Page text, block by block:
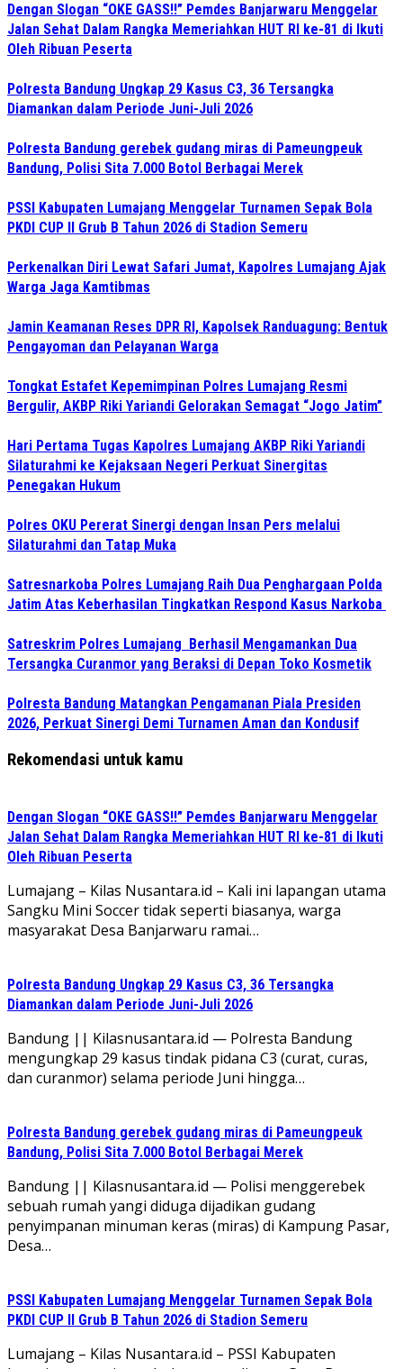
Dengan Slogan “OKE GASS!!” Pemdes Banjarwaru Menggelar
Jalan Sehat Dalam Rangka Memeriahkan HUT RI ke-81 di Ikuti
Oleh Ribuan Peserta
Polresta Bandung Ungkap 29 Kasus C3, 36 Tersangka
Diamankan dalam Periode Juni-Juli 2026
Polresta Bandung gerebek gudang miras di Pameungpeuk
Bandung, Polisi Sita 7.000 Botol Berbagai Merek
PSSI Kabupaten Lumajang Menggelar Turnamen Sepak Bola
PKDI CUP II Grub B Tahun 2026 di Stadion Semeru
Perkenalkan Diri Lewat Safari Jumat, Kapolres Lumajang Ajak
Warga Jaga Kamtibmas
Jamin Keamanan Reses DPR RI, Kapolsek Randuagung: Bentuk
Pengayoman dan Pelayanan Warga
Tongkat Estafet Kepemimpinan Polres Lumajang Resmi
Bergulir, AKBP Riki Yariandi Gelorakan Semagat “Jogo Jatim”
Hari Pertama Tugas Kapolres Lumajang AKBP Riki Yariandi
Silaturahmi ke Kejaksaan Negeri Perkuat Sinergitas
Penegakan Hukum
Polres OKU Pererat Sinergi dengan Insan Pers melalui
Silaturahmi dan Tatap Muka
Satresnarkoba Polres Lumajang Raih Dua Penghargaan Polda
Jatim Atas Keberhasilan Tingkatkan Respond Kasus Narkoba
Satreskrim Polres Lumajang Berhasil Mengamankan Dua
Tersangka Curanmor yang Beraksi di Depan Toko Kosmetik
Polresta Bandung Matangkan Pengamanan Piala Presiden
2026, Perkuat Sinergi Demi Turnamen Aman dan Kondusif
Rekomendasi untuk kamu
Dengan Slogan “OKE GASS!!” Pemdes Banjarwaru Menggelar
Jalan Sehat Dalam Rangka Memeriahkan HUT RI ke-81 di Ikuti
Oleh Ribuan Peserta
Lumajang – Kilas Nusantara.id – Kali ini lapangan utama
Sangku Mini Soccer tidak seperti biasanya, warga
masyarakat Desa Banjarwaru ramai…
Polresta Bandung Ungkap 29 Kasus C3, 36 Tersangka
Diamankan dalam Periode Juni-Juli 2026
Bandung || Kilasnusantara.id — Polresta Bandung
mengungkap 29 kasus tindak pidana C3 (curat, curas,
dan curanmor) selama periode Juni hingga…
Polresta Bandung gerebek gudang miras di Pameungpeuk
Bandung, Polisi Sita 7.000 Botol Berbagai Merek
Bandung || Kilasnusantara.id — Polisi menggerebek
sebuah rumah yangi diduga dijadikan gudang
penyimpanan minuman keras (miras) di Kampung Pasar,
Desa…
PSSI Kabupaten Lumajang Menggelar Turnamen Sepak Bola
PKDI CUP II Grub B Tahun 2026 di Stadion Semeru
Lumajang – Kilas Nusantara.id – PSSI Kabupaten